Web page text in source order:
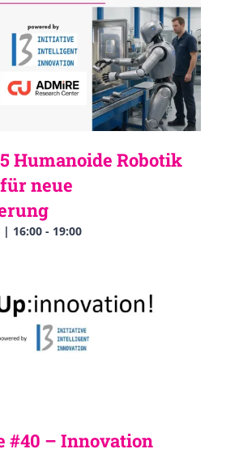
Humanoide Robotik
neue
| 16:00 - 19:00
#40 – Innovation